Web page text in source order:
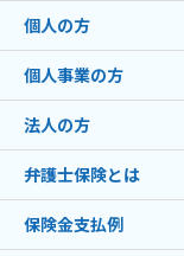
個人の方
個人事業の方
法人の方
弁護士保険とは
保険金支払例